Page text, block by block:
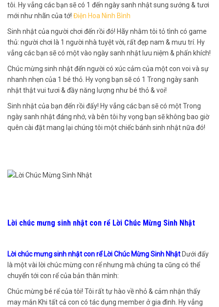
tôi. Hy vẳng các bạn sẽ có 1 đến ngày sanh nhật sung sướng & tươi
mới như nhãn của tớ! Điện Hoa Ninh Bình
Sinh nhật của người chơi đến rồi đó! Hãy nhằm tôi tỏ tình có game
thủ: người chơi là 1 người nhà tuyệt vời, rất đẹp nam & mưu trí. Hy
vẳng các bạn sẽ có một vào ngày sanh nhật lưu niệm & phấn khích!
Chúc mừng sinh nhật đến người có xúc cảm của một con voi và sự
nhanh nhẹn của 1 bé thỏ. Hy vọng bạn sẽ có 1 Trong ngày sanh
nhật thật vui tươi & đầy năng lượng như bé thỏ & voi!
Sinh nhật của bạn đến rồi đấy! Hy vẳng các bạn sẽ có một Trong
ngày sanh nhật đáng nhớ, và bên tôi hy vọng bạn sẽ không bao giờ
quên cài đặt mang lại chúng tôi một chiếc bánh sinh nhật nữa đó!
Lời chúc mưng sinh nhật con rể Lời Chúc Mừng Sinh Nhật
Lời chúc mưng sinh nhật con rể Lời Chúc Mừng Sinh Nhật Dưới đấy
là một vài lời chúc mừng con rể nhưng mà chúng ta cũng có thể
chuyển tới con rể của bản thân mình:
Chúc mừng bé rể của tôi! Tôi rất tự hào về nhỏ & cảm nhận thấy
may mắn Khi tất cả con có tác dụng member ở gia đình. Hy vẳng